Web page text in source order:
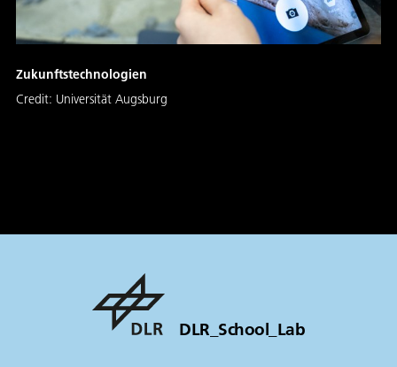
Zukunftstechnologien
Credit: Universität Augsburg
DLR_School_Lab